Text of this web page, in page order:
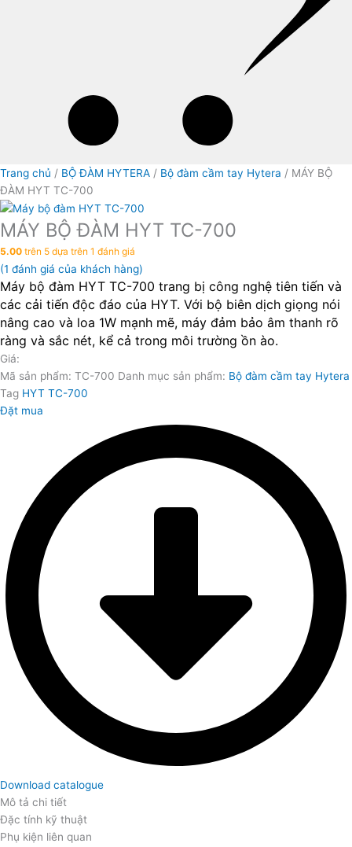
Trang chủ / BỘ ĐÀM HYTERA / Bộ đàm cầm tay Hytera / MÁY BỘ
ĐÀM HYT TC-700
MÁY BỘ ĐÀM HYT TC-700
5.00 trên 5 dựa trên 1 đánh giá
(1 đánh giá của khách hàng)
Máy bộ đàm HYT TC-700 trang bị công nghệ tiên tiến và
các cải tiến độc đáo của HYT. Với bộ biên dịch giọng nói
nâng cao và loa 1W mạnh mẽ, máy đảm bảo âm thanh rõ
ràng và sắc nét, kể cả trong môi trường ồn ào.
Giá:
Mã sản phẩm: TC-700 Danh mục sản phẩm: Bộ đàm cầm tay Hytera
Tag HYT TC-700
Đặt mua
Download catalogue
Mô tả chi tiết
Đặc tính kỹ thuật
Phụ kiện liên quan